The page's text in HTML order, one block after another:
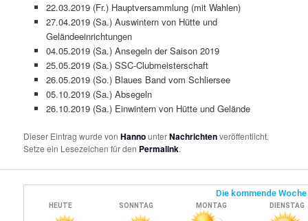
22.03.2019 (Fr.) Hauptversammlung (mit Wahlen)
27.04.2019 (Sa.) Auswintern von Hütte und
Geländeeinrichtungen
04.05.2019 (Sa.) Ansegeln der Saison 2019
25.05.2019 (Sa.) SSC-Clubmeisterschaft
26.05.2019 (So.) Blaues Band vom Schliersee
05.10.2019 (Sa.) Absegeln
26.10.2019 (Sa.) Einwintern von Hütte und Gelände
Dieser Eintrag wurde vonHannounterNachrichtenveröffentlicht.
Setze ein Lesezeichen für den Permalink.